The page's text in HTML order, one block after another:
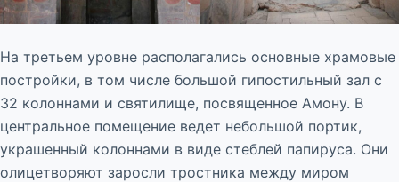
На третьем уровне располагались основные храмовые
постройки, в том числе большой гипостильный зал с
32 колоннами и святилище, посвященное Амону. В
центральное помещение ведет небольшой портик,
украшенный колоннами в виде стеблей папируса. Они
олицетворяют заросли тростника между миром